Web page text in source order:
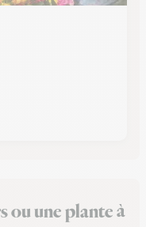
ou une plante à